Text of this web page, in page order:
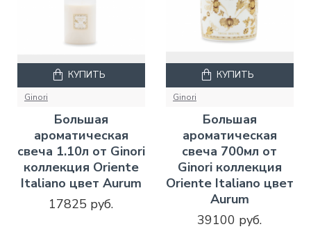
Ginori
Большая
ароматическая
свеча 1.10л от Ginori
коллекция Oriente
Italiano цвет Aurum
17825 руб.
КУПИТЬ
Ginori
Большая
ароматическая
свеча 700мл от
Ginori коллекция
Oriente Italiano цвет
Aurum
39100 руб.
КУПИТЬ